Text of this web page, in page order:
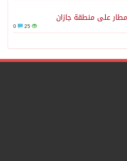
على منطقة جازان
25